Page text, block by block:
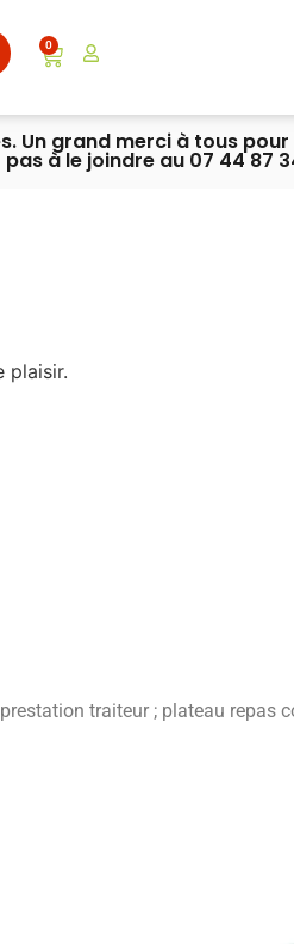
0
Un grand merci à tous
à le joindre au 07 44 87
plaisir.
traiteur ; plateau repas